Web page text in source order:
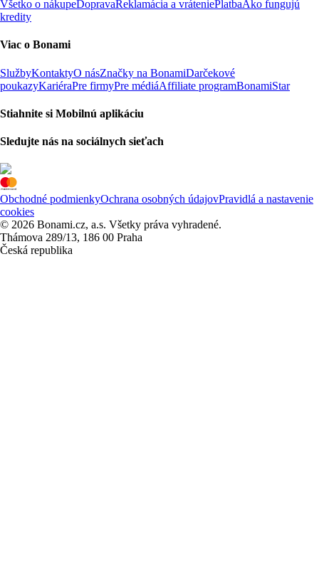
Všetko o nákupeDopravaReklamácia a vráteniePlatbaAko fungujú
kredity
Viac o Bonami
SlužbyKontaktyO násZnačky na BonamiDarčekové
poukazyKariéraPre firmyPre médiáAffiliate programBonamiStar
Stiahnite si Mobilnú aplikáciu
Sledujte nás na sociálnych sieťach
Obchodné podmienkyOchrana osobných údajovPravidlá a nastavenie
cookies
© 2026 Bonami.cz, a.s. Všetky práva vyhradené.
Thámova 289/13, 186 00 Praha
Česká republika